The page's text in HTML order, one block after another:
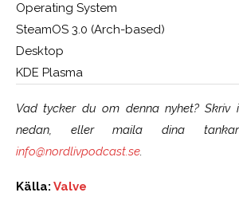
Operating System
SteamOS 3.0 (Arch-based)
Desktop
KDE Plasma
Vad tycker du om denna nyhet? Skriv
nedan, eller maila dina
info@nordlivpodcast.se.
Källa: Valve